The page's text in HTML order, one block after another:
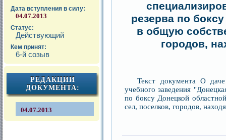
Дата вступления в силу:
04.07.2013
Статус:
Действующий
Кем принят:
6-й созыв
РЕДАКЦИИ
ДОКУМЕНТА:
04.07.2013
резерва по
в общую
городов,
Текст документа О даче
учебного заведения
по боксу Донецкой
сел, поселков, городов,